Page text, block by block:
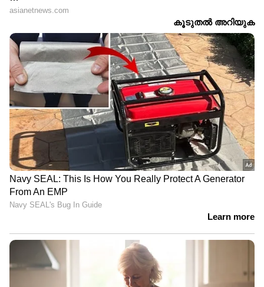
RECOMMENDED STORIES
International Tea Day 2026:
ദിവസവും ഔഷധ ചായ
കുടിക്കുന്നതിന്റെ
എന്തൊക്കെയാണെന്ന്
അറിയാം
International Tea Day 2026 :
ആരോ​ഗ്യ​ഗുണങ്ങൾ